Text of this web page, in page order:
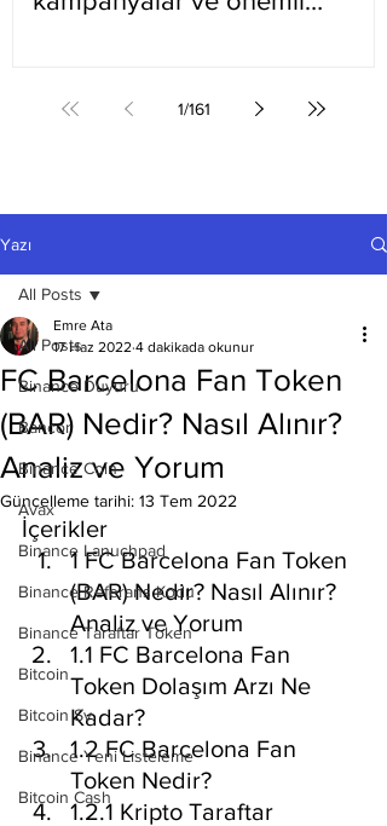
1/161
Yazı
All Posts
Binance Duyuru
Bancor
Binance Coin
Avax
Binance Lanuchpad
Binance Referans Kodu
Binance Taraftar Token
Bitcoin
Bitcoin Sv
Binance Yeni Listeleme
Bitcoin Cash
All Posts
FC Barcelona Fan Token
(BAR) Nedir? Nasıl Alınır?
Analiz ve Yorum
Emre Ata
17 Haz 2022 4 dakikada okunur
Güncelleme tarihi: 13 Tem 2022
İçerikler
1 FC Barcelona Fan Token
(BAR) Nedir? Nasıl Alınır?
Analiz ve Yorum
1.1 FC Barcelona Fan
Token Dolaşım Arzı Ne
Kadar?
1.2 FC Barcelona Fan
Token Nedir?
1.2.1 Kripto Taraftar